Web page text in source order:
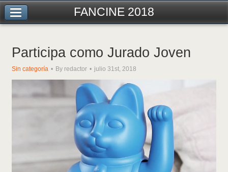
FANCINE 2018
Participa como Jurado Joven
Sin categoría By redactor julio 31st, 2018